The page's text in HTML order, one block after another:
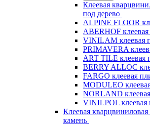
Клеевая
под дерево
ALPINE FLOOR
ABERHOF клеевая
VINILAM клеевая
PRIMAVERA
ART TILE клеевая
BERRY ALLOC
FARGO клеевая
MODULEO
NORLAND
VINILPOL клеевая
Клеевая
камень